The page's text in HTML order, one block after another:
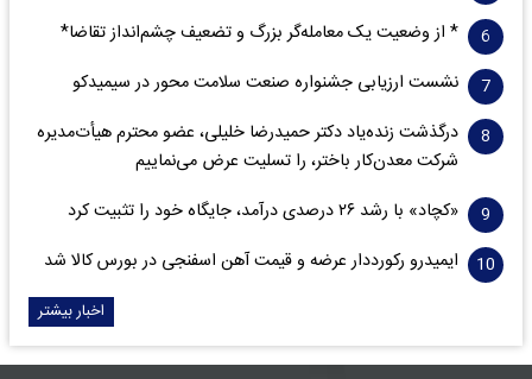
* از وضعیت یک معامله‌گر بزرگ و تضعیف چشم‌انداز تقاضا*
نشست ارزیابی جشنواره صنعت سلامت‌ محور در سیمیدکو
درگذشت زنده‌یاد دکتر حمیدرضا خلیلی، عضو محترم هیأت‌مدیره
شرکت معدن‌کار باختر، را تسلیت عرض می‌نماییم
«کچاد» با رشد ۲۶ درصدی درآمد، جایگاه خود را تثبیت کرد
ایمیدرو رکورددار عرضه و قیمت آهن اسفنجی در بورس کالا شد
اخبار بیشتر